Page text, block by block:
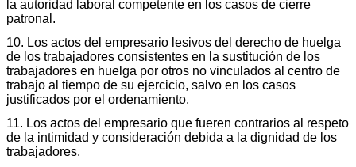
la autoridad laboral competente en los casos de cierre
patronal.
10. Los actos del empresario lesivos del derecho de huelga
de los trabajadores consistentes en la sustitución de los
trabajadores en huelga por otros no vinculados al centro de
trabajo al tiempo de su ejercicio, salvo en los casos
justificados por el ordenamiento.
11. Los actos del empresario que fueren contrarios al respeto
de la intimidad y consideración debida a la dignidad de los
trabajadores.